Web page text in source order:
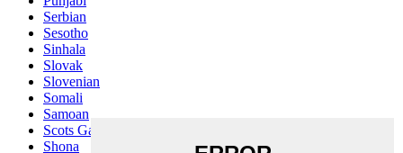
Serbian
Sesotho
Sinhala
Slovak
Slovenian
Somali
Samoan
Scots Gaelic
Shona